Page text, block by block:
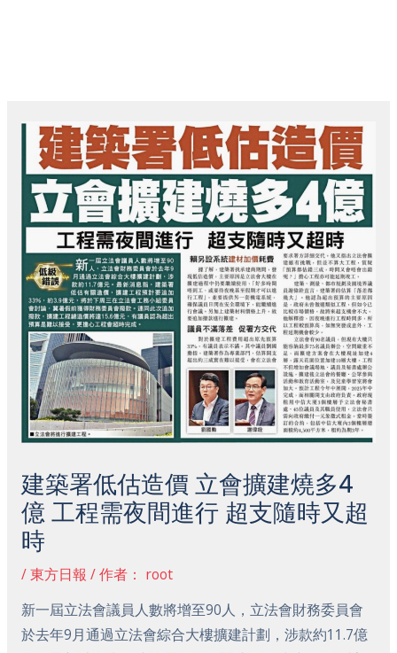
建築署低估造價 立會擴建燒多4
億 工程需夜間進行 超支隨時又超
時
/東方日報 / 作者： root
新一屆立法會議員人數將增至90人，立法會財務委員會
於去年9月通過立法會綜合大樓擴建計劃，涉款約11.7億